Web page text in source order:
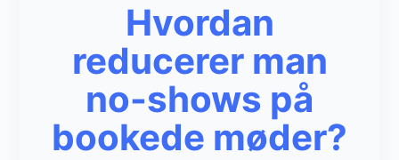
Hvordan
reducerer man
no-shows på
bookede møder?